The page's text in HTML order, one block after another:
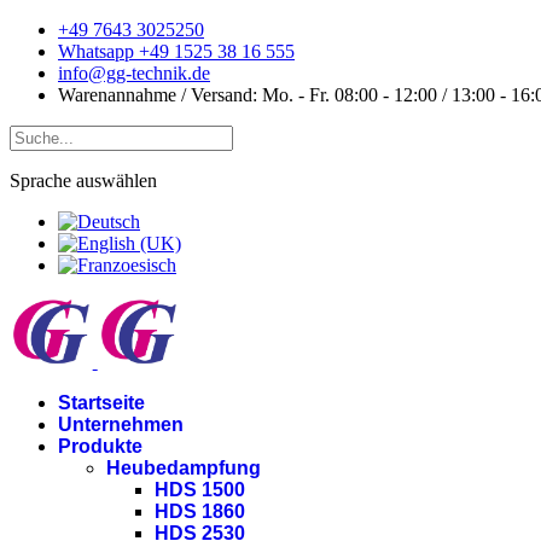
+49 7643 3025250
Whatsapp +49 1525 38 16 555
info@gg-technik.de
Warenannahme / Versand: Mo. - Fr. 08:00 - 12:00 / 13:00 -
Sprache auswählen
Startseite
Unternehmen
Produkte
Heubedampfung
HDS 1500
HDS 1860
HDS 2530